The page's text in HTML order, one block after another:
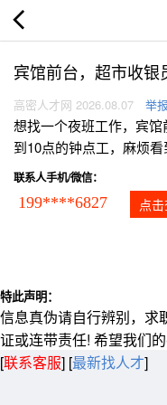
宾馆前台，超市收银
高密人才网 2026.08.07 举报
想找一个夜班工作，宾
到10点的钟点工，麻烦
联系人手机/微信：
199****6827 点
特此声明：
信息真伪请自行辨别，求
证或连带责任! 希望我们
[联系客服] [最新找人才]